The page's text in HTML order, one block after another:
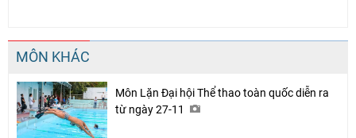
MÔN KHÁC
Môn Lặn Đại hội Thể thao toàn quốc diễn ra
từ ngày 27-11